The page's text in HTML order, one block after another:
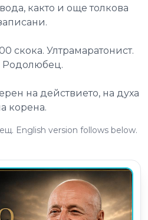
както и още толкова
скока. Ултрамаратонист.
Родолюбец.
на действието, на духа
корена.
English version follows below.